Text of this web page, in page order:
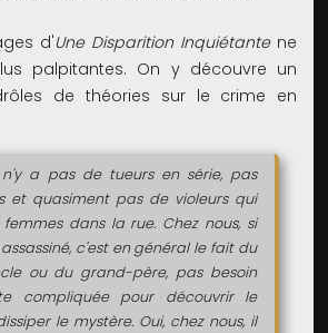
d'Une Disparition Inquiétantene
palpitantes. On y découvre un
de théories sur le crime en
n'y a pas de tueurs en série, pas
et quasiment pas de violeurs qui
dans la rue. Chez nous, si
c'est en général le fait du
ou du grand-père, pas besoin
compliquée pour découvrir le
le mystère. Oui, chez nous, il